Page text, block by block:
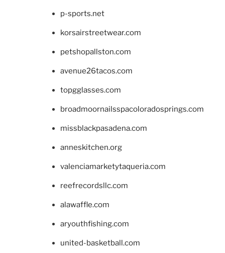
p-sports.net
korsairstreetwear.com
petshopallston.com
avenue26tacos.com
topgglasses.com
broadmoornailsspacoloradosprings.com
missblackpasadena.com
anneskitchen.org
valenciamarketytaqueria.com
reefrecordsllc.com
alawaffle.com
aryouthfishing.com
united-basketball.com